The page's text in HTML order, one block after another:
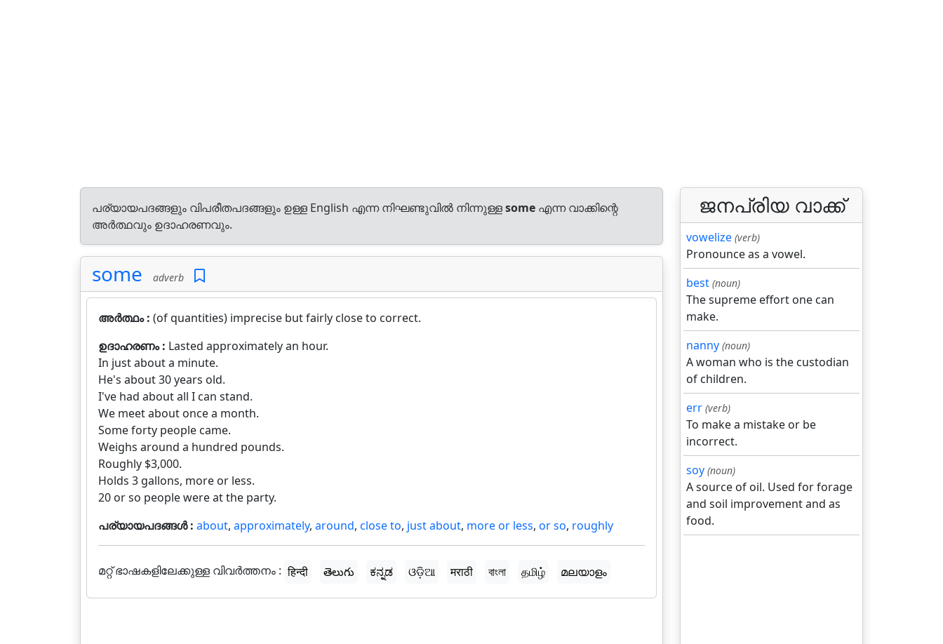
പര്യായപദങ്ങളും വിപരീതപദങ്ങളും ഉള്ള English എന്ന നിഘണ്ടുവിൽ നിന്നുള്ളsome എന്ന വാക്കിന്റെ
അർത്ഥവും ഉദാഹരണവും.
some adverb
അർത്ഥം : (of quantities) imprecise but fairly close to correct.
ഉദാഹരണം : Lasted approximately an hour.
In just about a minute.
He's about 30 years old.
I've had about all I can stand.
We meet about once a month.
Some forty people came.
Weighs around a hundred pounds.
Roughly $3,000.
Holds 3 gallons, more or less.
20 or so people were at the party.
പര്യായപദങ്ങൾ : about, approximately, around, close to, just about, more or less, or so, roughly
മറ്റ് ഭാഷകളിലേക്കുള്ള വിവർത്തനം : हिन्दी తెలుగు ಕನ್ನಡ ଓଡ଼ିଆ मराठी বাংলা தமிழ் മലയാളം
ജനപ്രിയ വാക്ക്
vowelize (verb)
Pronounce as a vowel.
best (noun)
The supreme effort one can
make.
nanny (noun)
A woman who is the custodian
of children.
err (verb)
To make a mistake or be
incorrect.
soy (noun)
A source of oil. Used for forage
and soil improvement and as
food.